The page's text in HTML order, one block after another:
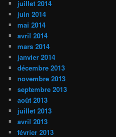
juillet 2014
juin 2014
mai 2014
avril 2014
mars 2014
janvier 2014
décembre 2013
novembre 2013
septembre 2013
août 2013
juillet 2013
avril 2013
février 2013